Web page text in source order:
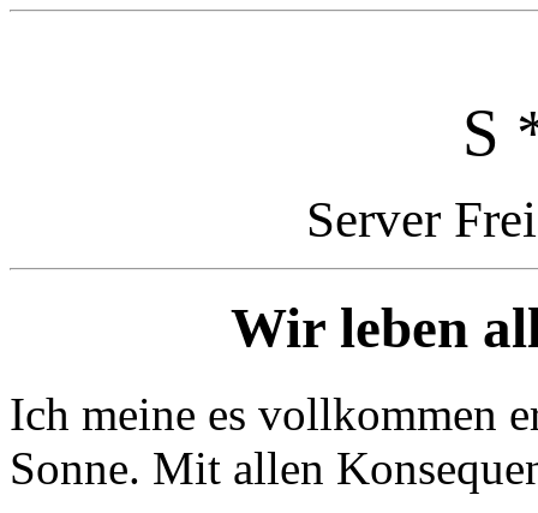
S
Server
Wir leben
Ich meine es vollkommen
Sonne. Mit allen